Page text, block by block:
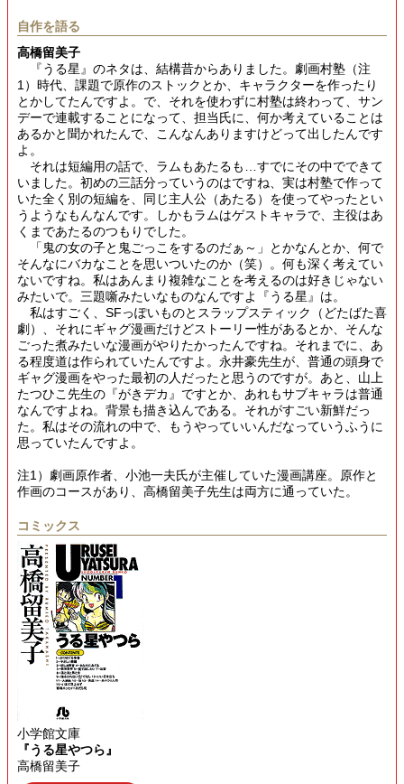
自作を語る
高橋留美子
『うる星』のネタは、結構昔からありました。劇画村塾（注
1）時代、課題で原作のストックとか、キャラクターを作ったり
とかしてたんですよ。で、それを使わずに村塾は終わって、サン
デーで連載することになって、担当氏に、何か考えていることは
あるかと聞かれたんで、こんなんありますけどって出したんです
よ。
それは短編用の話で、ラムもあたるも…すでにその中でできて
いました。初めの三話分っていうのはですね、実は村塾で作って
いた全く別の短編を、同じ主人公（あたる）を使ってやったとい
うようなもんなんです。しかもラムはゲストキャラで、主役はあ
くまであたるのつもりでした。
「鬼の女の子と鬼ごっこをするのだぁ～」とかなんとか、何で
そんなにバカなことを思いついたのか（笑）。何も深く考えてい
ないですね。私はあんまり複雑なことを考えるのは好きじゃない
みたいで。三題噺みたいなものなんですよ『うる星』は。
私はすごく、SFっぽいものとスラップスティック（どたばた喜
劇）、それにギャグ漫画だけどストーリー性があるとか、そんな
ごった煮みたいな漫画がやりたかったんですね。それまでに、あ
る程度道は作られていたんですよ。永井豪先生が、普通の頭身で
ギャグ漫画をやった最初の人だったと思うのですが。あと、山上
たつひこ先生の『がきデカ』ですとか、あれもサブキャラは普通
なんですよね。背景も描き込んである。それがすごい新鮮だっ
た。私はその流れの中で、もうやっていいんだなっていうふうに
思っていたんですよ。
注1）劇画原作者、小池一夫氏が主催していた漫画講座。原作と
作画のコースがあり、高橋留美子先生は両方に通っていた。
コミックス
小学館文庫
『うる星やつら』
高橋留美子